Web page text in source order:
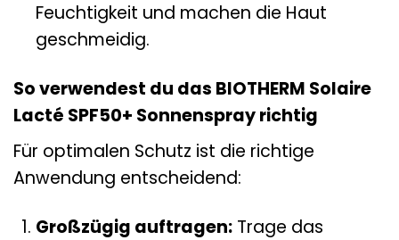
Feuchtigkeit und machen die Haut
geschmeidig.
So verwendest du das BIOTHERM Solaire
Lacté SPF50+ Sonnenspray richtig
Für optimalen Schutz ist die richtige
Anwendung entscheidend:
Großzügig auftragen:Trage das